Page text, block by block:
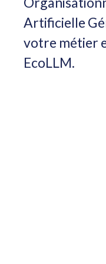
Artificielle
votre métier
EcoLLM.